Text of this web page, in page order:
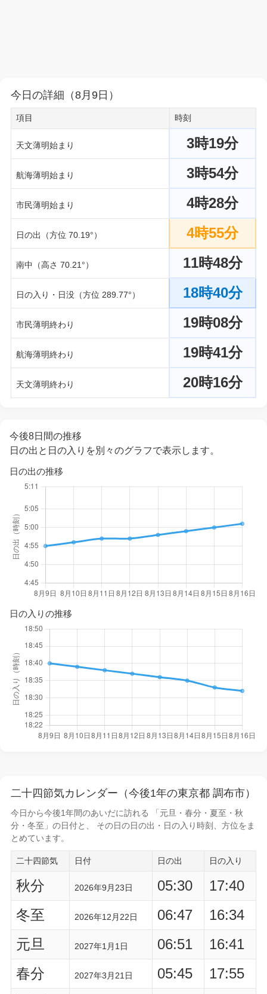
今日の詳細（8月9日）
項目 時刻
天文薄明始まり 3時19分
航海薄明始まり 3時54分
市民薄明始まり 4時28分
日の出（方位 70.19°） 4時55分
南中（高さ 70.21°） 11時48分
日の入り・日没（方位 289.77°） 18時40分
市民薄明終わり 19時08分
航海薄明終わり 19時41分
天文薄明終わり 20時16分
今後8日間の推移
日の出と日の入りを別々のグラフで表示します。
日の出の推移
日の入りの推移
二十四節気カレンダー（今後1年の東京都 調布市）
今日から今後1年間のあいだに訪れる 「元旦・春分・夏至・秋
分・冬至」の日付と、 その日の日の出・日の入り時刻
、方位をま
とめています。
二十四節気 日付 日の出 日の入り
秋分 2026年9月23日 05:30
17:40
冬至
2026年12月22日 06:47
16:34
元旦
2027年1月1日 06:51
16:41
春分
2027年3月21日 05:45
17:55